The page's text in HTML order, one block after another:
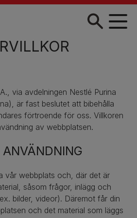
via avdelningen Nestlé Purina
är fast beslutet att bibehålla
förtroende för oss. Villkoren
av webbplatsen.
vår webbplats och, där det är
såsom frågor, inlägg och
bilder, videor). Däremot får din
och det material som läggs